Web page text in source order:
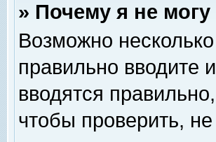
» Почему я не
Возможно
правильно вводите
вводятся
чтобы проверить,